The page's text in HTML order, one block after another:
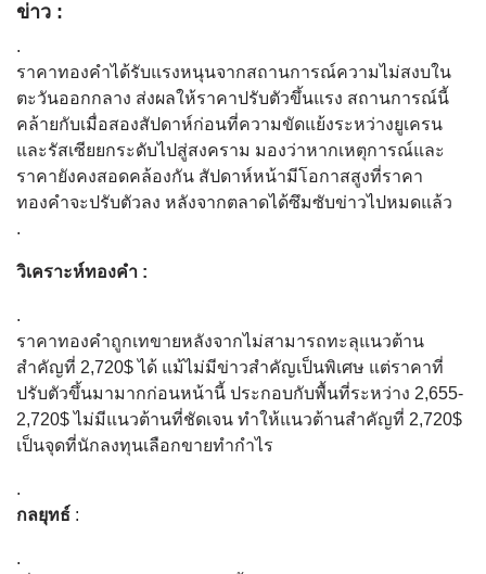
ข่าว :
.
ราคาทองคำได้รับแรงหนุนจากสถานการณ์ความไม่สงบใน
ตะวันออกกลาง ส่งผลให้ราคาปรับตัวขึ้นแรง สถานการณ์นี้
คล้ายกับเมื่อสองสัปดาห์ก่อนที่ความขัดแย้งระหว่างยูเครน
และรัสเซียยกระดับไปสู่สงคราม มองว่าหากเหตุการณ์และ
ราคายังคงสอดคล้องกัน สัปดาห์หน้ามีโอกาสสูงที่ราคา
ทองคำจะปรับตัวลง หลังจากตลาดได้ซึมซับข่าวไปหมดแล้ว
.
วิเคราะห์ทองคำ :
.
ราคาทองคำถูกเทขายหลังจากไม่สามารถทะลุแนวต้าน
สำคัญที่ 2,720$ ได้ แม้ไม่มีข่าวสำคัญเป็นพิเศษ แต่ราคาที่
ปรับตัวขึ้นมามากก่อนหน้านี้ ประกอบกับพื้นที่ระหว่าง 2,655-
2,720$ ไม่มีแนวต้านที่ชัดเจน ทำให้แนวต้านสำคัญที่ 2,720$
เป็นจุดที่นักลงทุนเลือกขายทำกำไร
.
กลยุทธ์ :
.